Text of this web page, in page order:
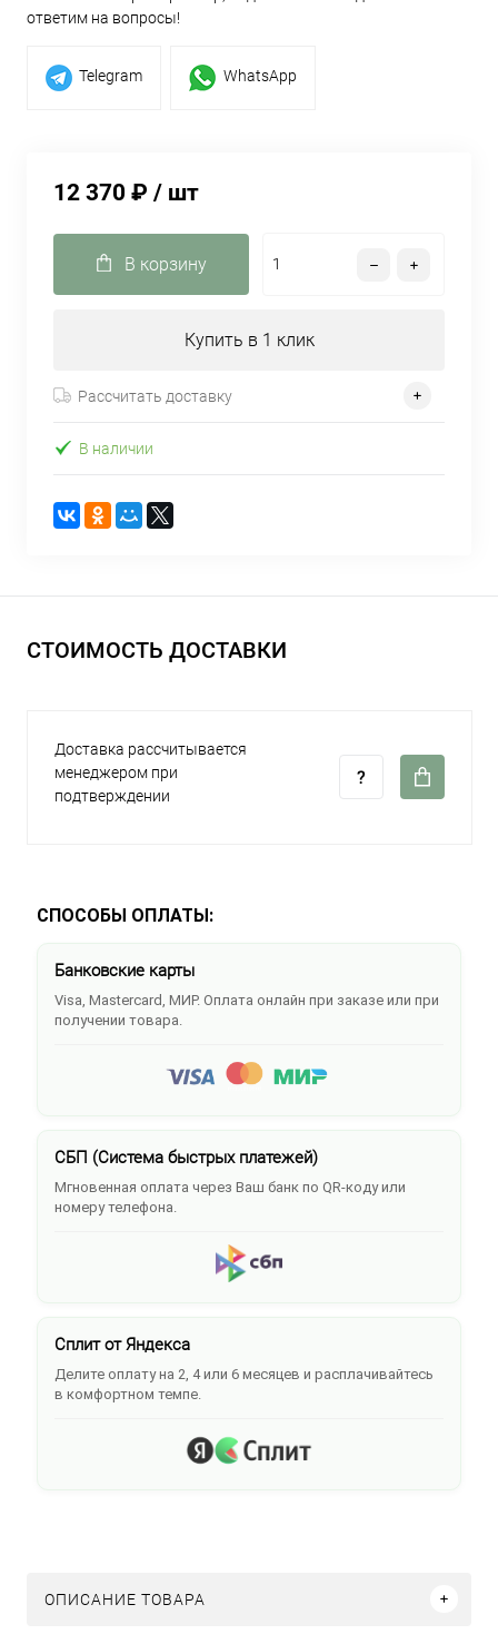
ответим на вопросы!
Telegram WhatsApp
12 370 ₽ / шт
В корзину
Купить в 1 клик
Рассчитать доставку
В наличии
СТОИМОСТЬ ДОСТАВКИ
Доставка рассчитывается
менеджером при
подтверждении
СПОСОБЫ ОПЛАТЫ:
Банковские карты
Visa, Mastercard, МИР. Оплата онлайн при заказе или при
получении товара.
СБП (Система быстрых платежей)
Мгновенная оплата через Ваш банк по QR-коду или
номеру телефона.
Сплит от Яндекса
Делите оплату на 2, 4 или 6 месяцев и расплачивайтесь
в комфортном темпе.
ОПИСАНИЕ ТОВАРА